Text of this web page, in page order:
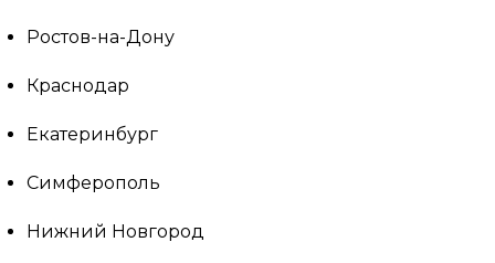
Ростов-на-Дону
Краснодар
Екатеринбург
Симферополь
Нижний Новгород